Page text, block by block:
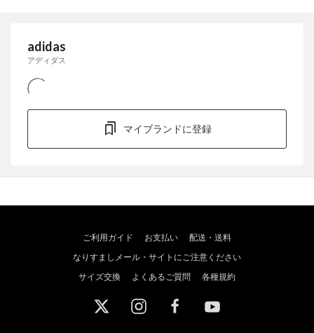
adidas
アディダス
マイブランドに登録
ご利用ガイド お支払い
配送・送料
なりすましメール・サイトにご注意ください
サイズ交換
よくあるご質問 各種規約